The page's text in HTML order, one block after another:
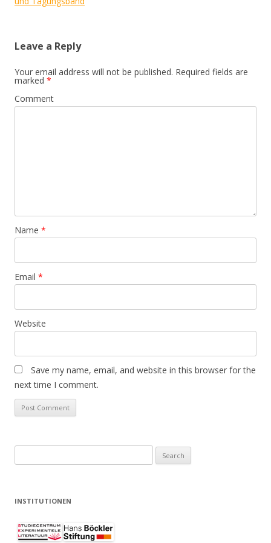
Leave a Reply
Your email address will not be published. Required fields are
marked *
Comment
Name *
Email *
Website
Save my name, email, and website in this browser for the
next time I comment.
e
r
h
INSTITUTIONEN